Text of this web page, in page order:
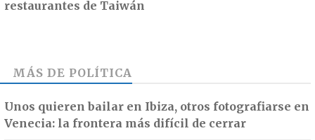
restaurantes de Taiwán
MÁS DE POLÍTICA
Unos quieren bailar en Ibiza, otros fotografiarse en
Venecia: la frontera más difícil de cerrar